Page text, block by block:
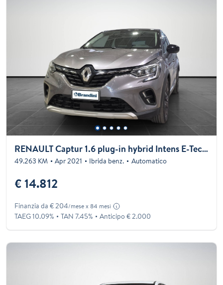
RENAULT Captur 1.6 plug-in hybrid Intens E-Tech 160cv auto
49.263 KM Apr 2021 Ibrida benz. Automatico
€ 14.812
Finanzia da € 204/mese x 84 mesi
TAEG 10.09% TAN 7.45% Anticipo € 2.000